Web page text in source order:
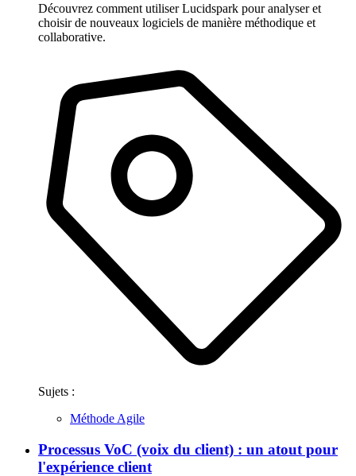
Découvrez comment utiliser Lucidspark pour analyser et
choisir de nouveaux logiciels de manière méthodique et
collaborative.
Sujets :
Méthode Agile
Processus VoC (voix du client) : un atout pour
l'expérience client